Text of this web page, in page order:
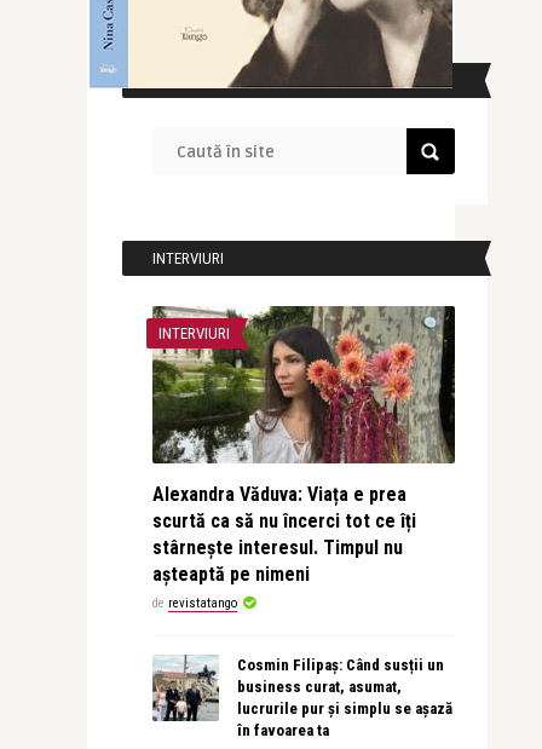
CAUTĂ ÎN SITE
INTERVIURI
INTERVIURI
Alexandra Văduva: Viața e prea
scurtă ca să nu încerci tot ce îți
stârnește interesul. Timpul nu
așteaptă pe nimeni
de revistatango
Cosmin Filipaș: Când susții un
business curat, asumat,
lucrurile pur și simplu se așază
în favoarea ta